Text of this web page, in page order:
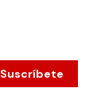
Suscríbete